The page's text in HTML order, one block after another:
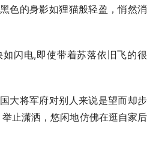
的身影如狸猫般轻盈，悄然消
电,即使带着苏落依旧飞的很
将军府对别人来说是望而却步
止潇洒，悠闲地仿佛在逛自家后